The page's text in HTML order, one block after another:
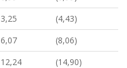
3,25
(4,43)
6,07
(8,06)
12,24
(14,90)